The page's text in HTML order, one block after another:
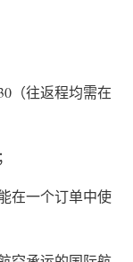
（往返程均需在
；
在一个订单中使